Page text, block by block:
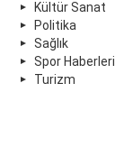
Kültür Sanat
Politika
Sağlık
Spor Haberleri
Turizm